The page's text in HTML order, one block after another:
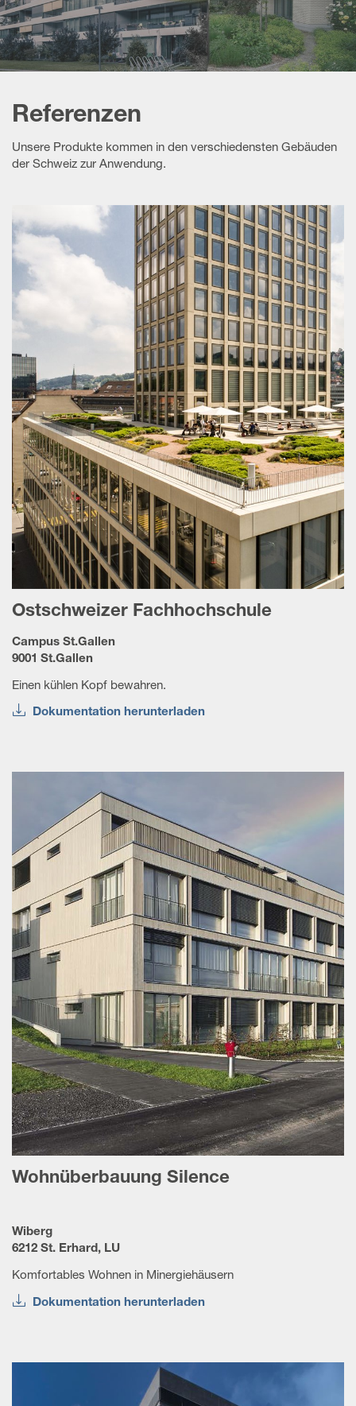
Referenzen
Unsere Produkte kommen in den verschiedensten Gebäuden
der Schweiz zur Anwendung.
Ostschweizer Fachhochschule
Campus St.Gallen
9001 St.Gallen
Einen kühlen Kopf bewahren.
Dokumentation herunterladen
Wohnüberbauung Silence
Wiberg
6212 St. Erhard, LU
Komfortables Wohnen in Minergiehäusern
Dokumentation herunterladen
Engagement
Meimo-Bär
App-Center
Prospekte
Schulungen
Archiv